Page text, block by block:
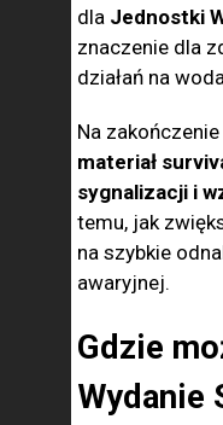
dla Jednostki
znaczenie dla
działań na
Na
materiał
sygnalizacji i
temu, jak
na szybkie
awaryjnej.
Gdzie
Wydanie